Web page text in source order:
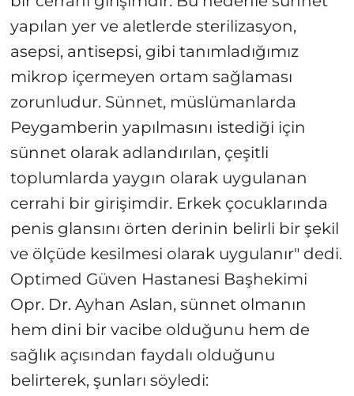
yapılan yer ve aletlerde sterilizasyon,
asepsi, antisepsi, gibi tanımladığımız
mikrop içermeyen ortam sağlaması
zorunludur. Sünnet, müslümanlarda
Peygamberin yapılmasını istediği için
sünnet olarak adlandırılan, çeşitli
toplumlarda yaygın olarak uygulanan
cerrahi bir girişimdir. Erkek çocuklarında
penis glansını örten derinin belirli bir şekil
ve ölçüde kesilmesi olarak uygulanır" dedi.
Optimed Güven Hastanesi Başhekimi
Opr. Dr. Ayhan Aslan, sünnet olmanın
hem dini bir vacibe olduğunu hem de
sağlık açısından faydalı olduğunu
belirterek, şunları söyledi: